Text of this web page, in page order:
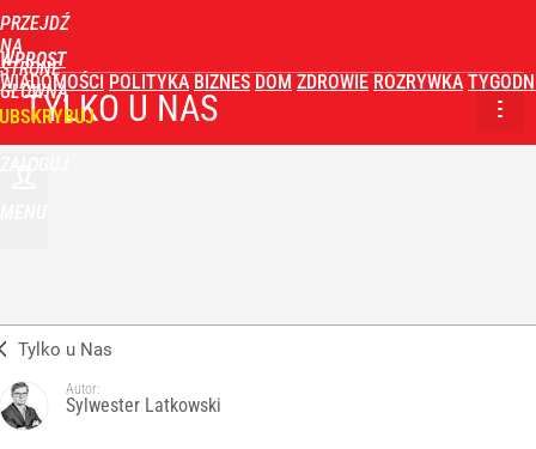
PRZEJDŹ
NA
STRONĘ
GŁÓWNĄ
WPROST
WIADOMOŚCI POLITYKA BIZNES DOM ZDROWIE ROZRYWKA
TYLKO U NAS
Tylko u Nas
Autor:
Sylwester Latkowski